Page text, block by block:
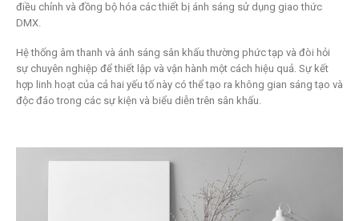
điều chỉnh và đồng bộ hóa các thiết bị ánh sáng sử dụng giao thức
DMX.
Hệ thống âm thanh và ánh sáng sân khấu thường phức tạp và đòi hỏi
sự chuyên nghiệp để thiết lập và vận hành một cách hiệu quả. Sự kết
hợp linh hoạt của cả hai yếu tố này có thể tạo ra không gian sáng tạo và
độc đáo trong các sự kiện và biểu diễn trên sân khấu.